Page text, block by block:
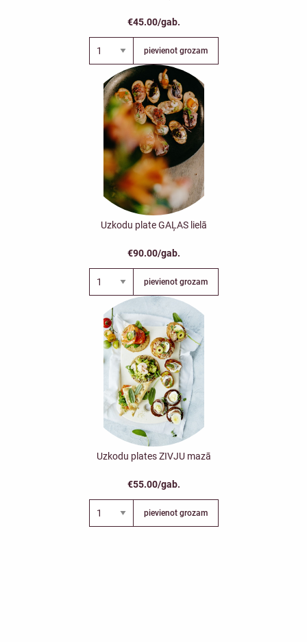
€45.00/gab.
pievienot grozam
Uzkodu plate GAĻAS lielā
€90.00/gab.
pievienot grozam
Uzkodu plates ZIVJU mazā
€55.00/gab.
pievienot grozam